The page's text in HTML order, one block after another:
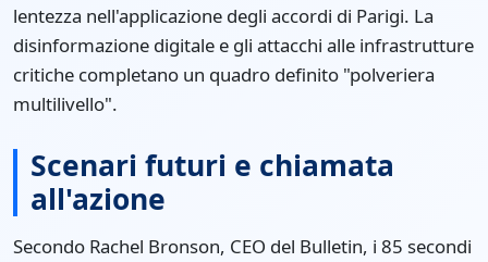
lentezza nell'applicazione degli accordi di Parigi. La
disinformazione digitale e gli attacchi alle infrastrutture
critiche completano un quadro definito "polveriera
multilivello".
Scenari futuri e chiamata
all'azione
Secondo Rachel Bronson, CEO del Bulletin, i 85 secondi